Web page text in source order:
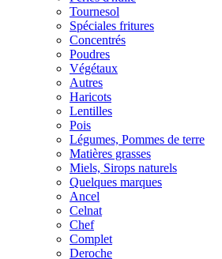
Tournesol
Spéciales fritures
Concentrés
Poudres
Végétaux
Autres
Haricots
Lentilles
Pois
Légumes, Pommes de terre
Matières grasses
Miels, Sirops naturels
Quelques marques
Ancel
Celnat
Chef
Complet
Deroche